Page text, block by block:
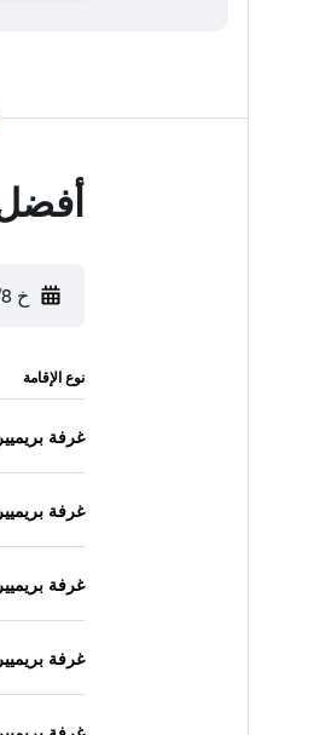
أفضل
خ 13/8
نوع الإقامة
غرفة
غرفة
غرفة
غرفة